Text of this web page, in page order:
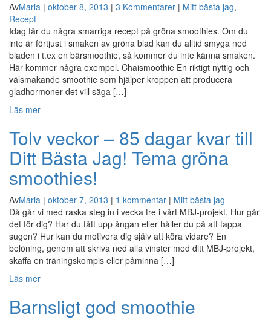
AvMaria | oktober 8, 2013 | 3 Kommentarer | Mitt bästa jag,
Recept
Idag får du några smarriga recept på gröna smoothies. Om du
inte är förtjust i smaken av gröna blad kan du alltid smyga ned
bladen i t.ex en bärsmoothie, så kommer du inte känna smaken.
Här kommer några exempel. Chaismoothie En riktigt nyttig och
välsmakande smoothie som hjälper kroppen att producera
gladhormoner det vill säga […]
Läs mer
Tolv veckor – 85 dagar kvar till
Ditt Bästa Jag! Tema gröna
smoothies!
AvMaria | oktober 7, 2013 | 1 kommentar | Mitt bästa jag
Då går vi med raska steg in i vecka tre i vårt MBJ-projekt. Hur går
det för dig? Har du fått upp ångan eller håller du på att tappa
sugen? Hur kan du motivera dig själv att köra vidare? En
belöning, genom att skriva ned alla vinster med ditt MBJ-projekt,
skaffa en träningskompis eller påminna […]
Läs mer
Barnsligt god smoothie